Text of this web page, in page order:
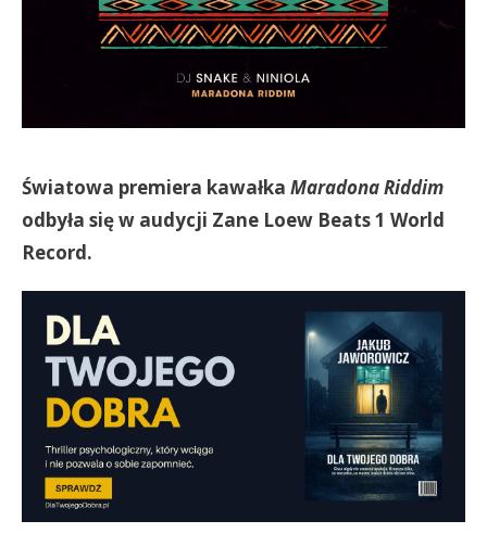
Światowa premiera kawałka Maradona Riddim
odbyła się w audycji Zane Loew Beats 1 World
Record.